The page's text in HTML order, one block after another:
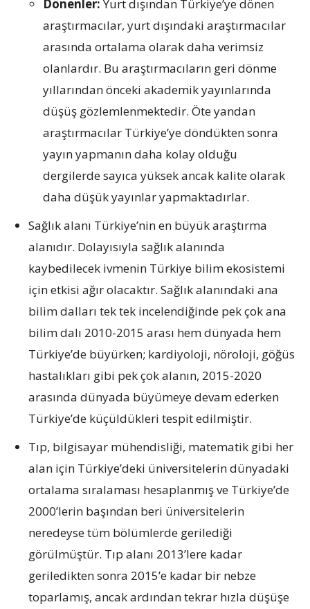
Dönenler:Yurt dışından Türkiye’ye dönen
araştırmacılar, yurt dışındaki araştırmacılar
arasında ortalama olarak daha verimsiz
olanlardır. Bu araştırmacıların geri dönme
yıllarından önceki akademik yayınlarında
düşüş gözlemlenmektedir. Öte yandan
araştırmacılar Türkiye’ye döndükten sonra
yayın yapmanın daha kolay olduğu
dergilerde sayıca yüksek ancak kalite olarak
daha düşük yayınlar yapmaktadırlar.
Sağlık alanı Türkiye’nin en büyük araştırma
alanıdır. Dolayısıyla sağlık alanında
kaybedilecek ivmenin Türkiye bilim ekosistemi
için etkisi ağır olacaktır. Sağlık alanındaki ana
bilim dalları tek tek incelendiğinde pek çok ana
bilim dalı 2010-2015 arası hem dünyada hem
Türkiye’de büyürken; kardiyoloji, nöroloji, göğüs
hastalıkları gibi pek çok alanın, 2015-2020
arasında dünyada büyümeye devam ederken
Türkiye’de küçüldükleri tespit edilmiştir.
Tıp, bilgisayar mühendisliği, matematik gibi her
alan için Türkiye’deki üniversitelerin dünyadaki
ortalama sıralaması hesaplanmış ve Türkiye’de
2000’lerin başından beri üniversitelerin
neredeyse tüm bölümlerde gerilediği
görülmüştür. Tıp alanı 2013’lere kadar
geriledikten sonra 2015’e kadar bir nebze
toparlamış, ancak ardından tekrar hızla düşüşe